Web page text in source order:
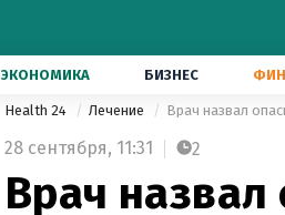
ЭКОНОМИКА БИЗНЕС
Health 24 Лечение Врач назвал
28 сентября, 11:31 2
Врач